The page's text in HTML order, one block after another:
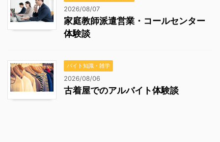
2026/08/07
家庭教師派遣営業・コールセンター
体験談
バイト知識・雑学
2026/08/06
古着屋でのアルバイト体験談